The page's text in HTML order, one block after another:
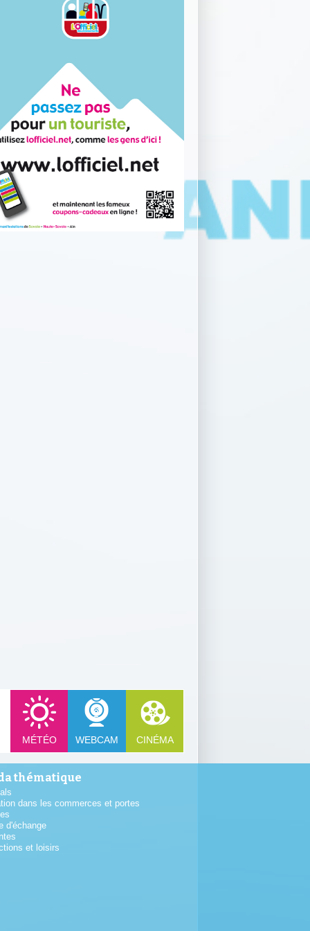
MÉTÉO WEBCAM CINÉMA
thématique
dans les commerces et portes
d'échange
et loisirs